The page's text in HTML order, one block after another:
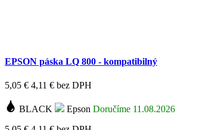
EPSON páska LQ 800 - kompatibilný
5,05 € 4,11 € bez DPH
BLACK Epson Doručíme 11.08.2026